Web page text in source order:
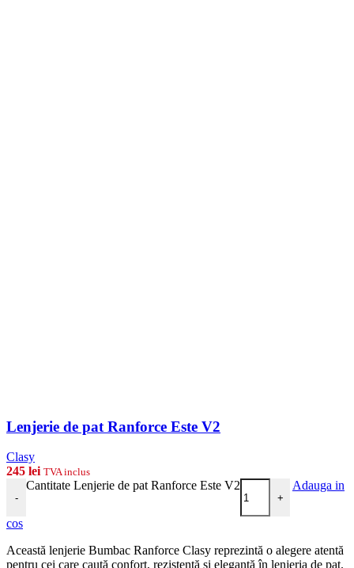
Lenjerie de pat Ranforce Este V2
Clasy
245 lei TVA inclus
-
Cantitate Lenjerie de pat Ranforce Este V2
+
Adauga in
cos
Această lenjerie Bumbac Ranforce Clasy reprezintă o alegere atentă
pentru cei care caută confort, rezistență și eleganță în lenjeria de pat.